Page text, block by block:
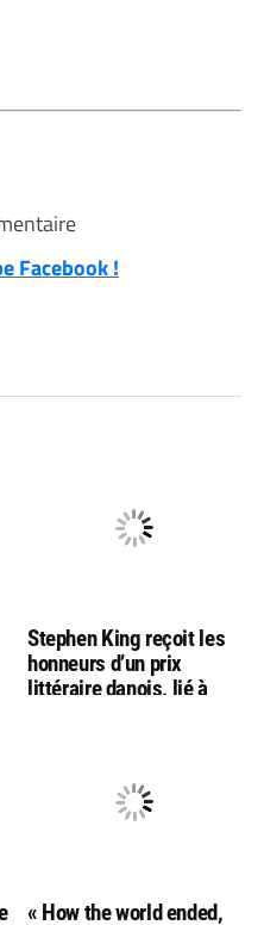
Facebook !
Stephen King reçoit les
honneurs d’un prix
littéraire danois, lié à
« How the world ended,